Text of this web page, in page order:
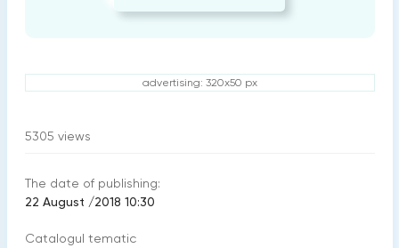
advertising: 320x50 px
5305 views
The date of publishing:
22 August /2018 10:30
Catalogul tematic